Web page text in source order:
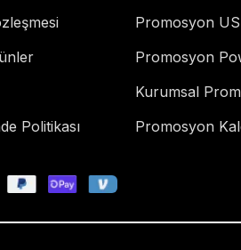
Politikası
Promosyon
Promosyon
Kurumsal
Promosyon